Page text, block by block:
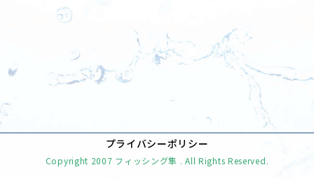
[%lead%]
[%new:new%] [%article_date_notime_dot%]
[%navi-pagenation%]
プライバシーポリシー
Copyright 2007 フィッシング隼 . All Rights Reserved.